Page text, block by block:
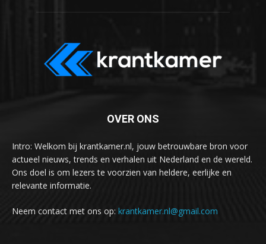
OVER ONS
Intro: Welkom bij krantkamer.nl, jouw betrouwbare bron voor
actueel nieuws, trends en verhalen uit Nederland en de wereld.
Ons doel is om lezers te voorzien van heldere, eerlijke en
relevante informatie.
Neem contact met ons op: krantkamer.nl@gmail.com